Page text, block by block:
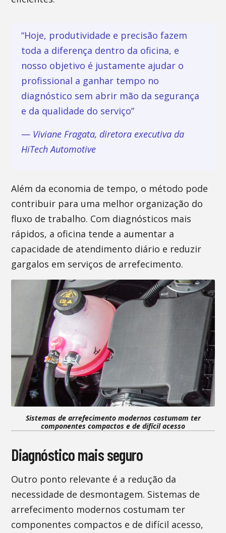
“Hoje, produtividade e precisão fazem
toda a diferença dentro da oficina, e
nosso objetivo é justamente ajudar o
profissional a ganhar tempo no
diagnóstico sem abrir mão da segurança
e da qualidade do serviço”
— Viviane Fragata, diretora executiva da
HiTech Automotive
Além da economia de tempo, o método pode
contribuir para uma melhor organização do
fluxo de trabalho. Com diagnósticos mais
rápidos, a oficina tende a aumentar a
capacidade de atendimento diário e reduzir
gargalos em serviços de arrefecimento.
Sistemas de arrefecimento modernos costumam ter
componentes compactos e de difícil acesso
Diagnóstico mais seguro
Outro ponto relevante é a redução da
necessidade de desmontagem. Sistemas de
arrefecimento modernos costumam ter
componentes compactos e de difícil acesso,